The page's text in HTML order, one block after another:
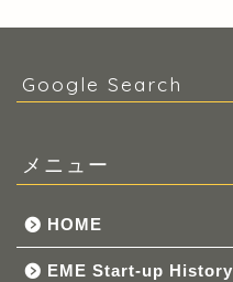
Google Search
メニュー
HOME
EME Start-up History